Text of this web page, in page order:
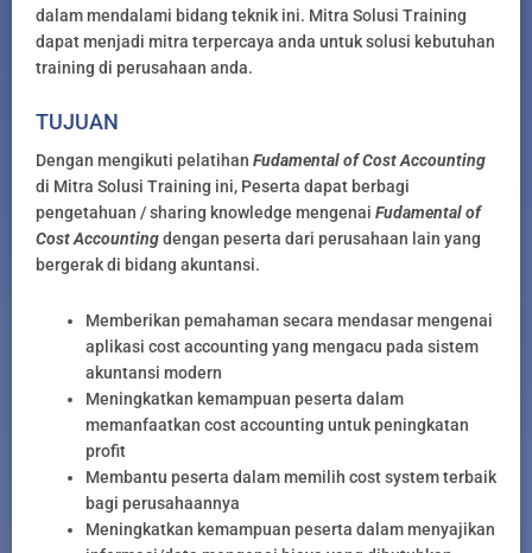
dalam mendalami bidang teknik ini. Mitra Solusi Training
dapat menjadi mitra terpercaya anda untuk solusi kebutuhan
training di perusahaan anda.
TUJUAN
Dengan mengikuti pelatihan Fudamental of Cost Accounting
di Mitra Solusi Training ini, Peserta dapat berbagi
pengetahuan / sharing knowledge mengenai Fudamental of
Cost Accountingdengan peserta dari perusahaan lain yang
bergerak di bidang akuntansi.
Memberikan pemahaman secara mendasar mengenai
aplikasi cost accounting yang mengacu pada sistem
akuntansi modern
Meningkatkan kemampuan peserta dalam
memanfaatkan cost accounting untuk peningkatan
profit
Membantu peserta dalam memilih cost system terbaik
bagi perusahaannya
Meningkatkan kemampuan peserta dalam menyajikan